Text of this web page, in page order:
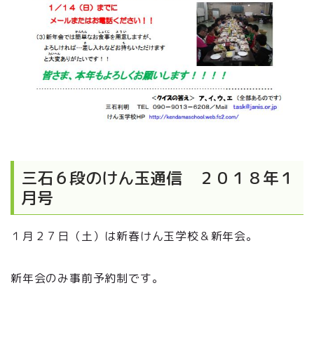
三石６段のけん玉通信 ２０１８年１
月号
１月２７日（土）は新春けん玉学校＆新年会。
新年会のみ事前予約制です。